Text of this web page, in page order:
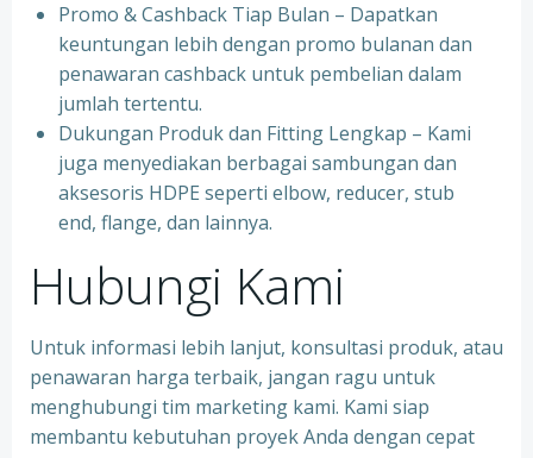
Promo & Cashback Tiap Bulan – Dapatkan
keuntungan lebih dengan promo bulanan dan
penawaran cashback untuk pembelian dalam
jumlah tertentu.
Dukungan Produk dan Fitting Lengkap – Kami
juga menyediakan berbagai sambungan dan
aksesoris HDPE seperti elbow, reducer, stub
end, flange, dan lainnya.
Hubungi Kami
Untuk informasi lebih lanjut, konsultasi produk, atau
penawaran harga terbaik, jangan ragu untuk
menghubungi tim marketing kami. Kami siap
membantu kebutuhan proyek Anda dengan cepat